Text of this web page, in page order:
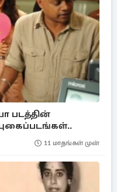
படத்தின்
புகைப்படங்கள்..
11 மாதங்கள் முன்